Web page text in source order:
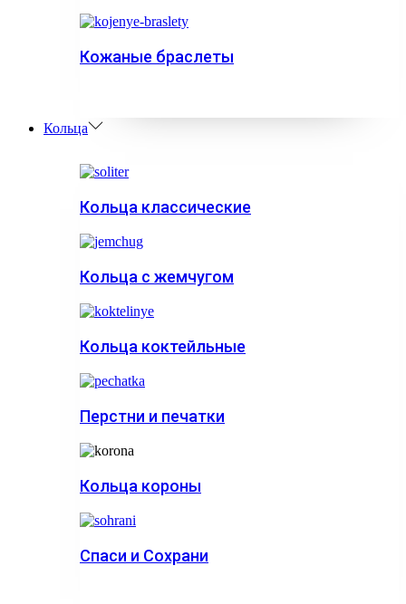
Кожаные браслеты
Кольца
Кольца классические
Кольца с жемчугом
Кольца коктейльные
Перстни и печатки
Кольца короны
Спаси и Сохрани